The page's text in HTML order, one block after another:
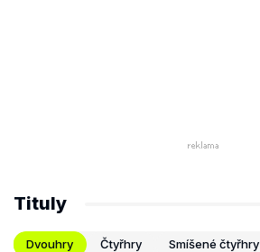
Tituly
Dvouhry Čtyřhry Smíšené čtyřhry